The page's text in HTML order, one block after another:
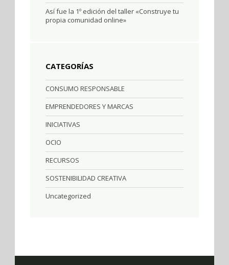
Así fue la 1º edición del taller «Construye tu
propia comunidad online»
CATEGORÍAS
CONSUMO RESPONSABLE
EMPRENDEDORES Y MARCAS
INICIATIVAS
OCIO
RECURSOS
SOSTENIBILIDAD CREATIVA
Uncategorized